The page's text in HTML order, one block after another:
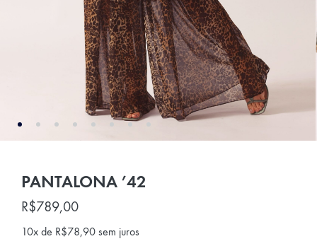
PANTALONA ’42
R$789,00
10x de R$78,90 sem juros